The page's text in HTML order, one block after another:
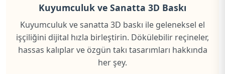
Kuyumculuk ve Sanatta 3D Baskı
Kuyumculuk ve sanatta 3D baskı ile geleneksel el
işçiliğini dijital hızla birleştirin. Dökülebilir reçineler,
hassas kalıplar ve özgün takı tasarımları hakkında
her şey.